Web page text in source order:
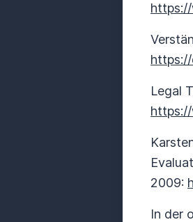
Legal
2009:
In der